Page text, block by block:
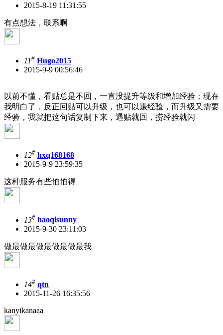
2015-8-19 11:31:55
有点想法，联系啊
11# Hugo2015
2015-9-9 00:56:46
以前不懂，看贴总是不回，一直没提升等级和增加经验；现在
我明白了，反正回贴可以升级，也可以赚经验，而升级又需要
经验，我就把这句话复制下来，遇贴就回，捞经验就闪
12# hxq168168
2015-9-9 23:59:35
这种服务有些怕怕得
13# haoqisunny
2015-9-30 23:11:03
做最做最做最做最做最我
14# qtn
2015-11-26 16:35:56
kanyikanaaa